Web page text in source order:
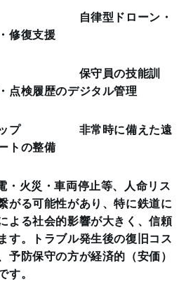
自律型ドローン・
修復支援
保守員の技能訓
点検履歴のデジタル管理
アップ 非常時に備えた遠
トの整備
・火災・車両停止等、人命リス
がる可能性があり、特に鉄道に
よる社会的影響が大きく、信頼
す。トラブル発生後の復旧コス
予防保守の方が経済的（安価）
す。